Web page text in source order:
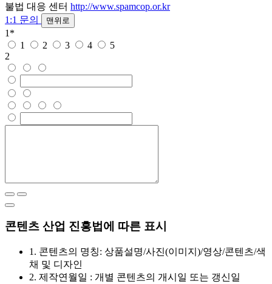
불법 대응 센터 http://www.spamcop.or.kr
1:1 문의
맨위로
1 *
1
2 3 4
5
2
콘텐츠 산업 진흥법에 따른 표시
1. 콘텐츠의 명칭: 상품설명/사진(이미지)/영상/콘텐츠/색
채 및 디자인
2. 제작연월일 : 개별 콘텐츠의 개시일 또는 갱신일